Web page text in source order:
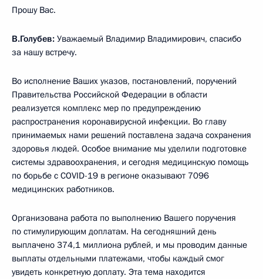
Прошу Вас.
В.Голубев: Уважаемый Владимир Владимирович, спасибо
за нашу встречу.
Во исполнение Ваших указов, постановлений, поручений
Правительства Российской Федерации в области
реализуется комплекс мер по предупреждению
распространения коронавирусной инфекции. Во главу
принимаемых нами решений поставлена задача сохранения
здоровья людей. Особое внимание мы уделили подготовке
системы здравоохранения, и сегодня медицинскую помощь
по борьбе с COVID-19 в регионе оказывают 7096
медицинских работников.
Организована работа по выполнению Вашего поручения
по стимулирующим доплатам. На сегодняшний день
выплачено 374,1 миллиона рублей, и мы проводим данные
выплаты отдельными платежами, чтобы каждый смог
увидеть конкретную доплату. Эта тема находится